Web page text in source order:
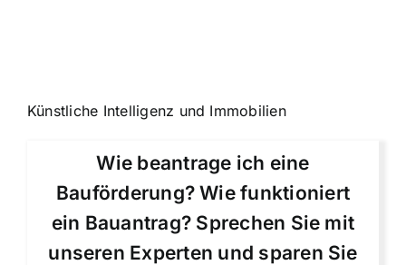
Künstliche Intelligenz und Immobilien
Wie beantrage ich eine
Bauförderung? Wie funktioniert
ein Bauantrag? Sprechen Sie mit
unseren Experten und sparen Sie